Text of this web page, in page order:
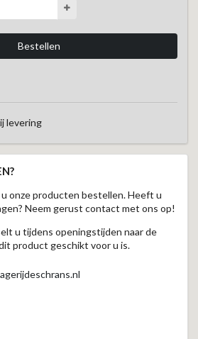
levering
onze producten bestellen. Heeft u
Neem gerust contact met ons op!
u tijdens openingstijden naar de
product geschikt voor u is.